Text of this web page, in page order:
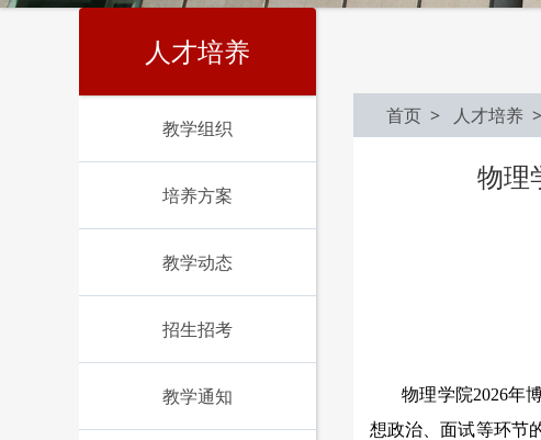
人才培养
教学组织
培养方案
教学动态
招生招考
教学通知
首页 > 人才培养
物理
物理学院2026年
想政治 、面试等环节